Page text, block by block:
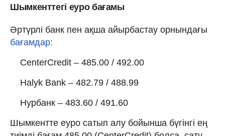
Шымкенттегі еуро бағамы
Әртүрлі банк пен ақша айырбастау орнындағы
бағамдар:
CenterCredit – 485.00 / 492.00
Halyk Bank – 482.79 / 488.99
Нурбанк – 483.60 / 491.60
Шымкентте еуро сатып алу бойынша бүгінгі ең